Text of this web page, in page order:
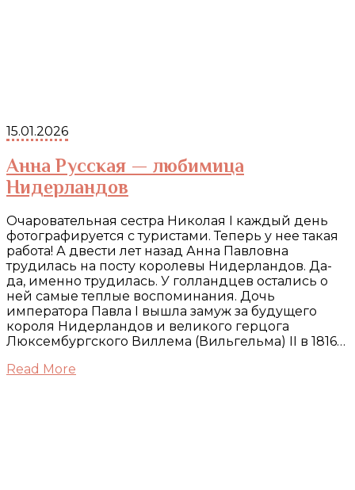
15.01.2026
Анна Русская — любимица
Нидерландов
Очаровательная сестра Николая I каждый день
фотографируется с туристами. Теперь у нее такая
работа! А двести лет назад Анна Павловна
трудилась на посту королевы Нидерландов. Да-
да, именно трудилась. У голландцев остались о
ней самые теплые воспоминания. Дочь
императора Павла I вышла замуж за будущего
короля Нидерландов и великого герцога
Люксембургского Виллема (Вильгельма) II в 1816…
Read More